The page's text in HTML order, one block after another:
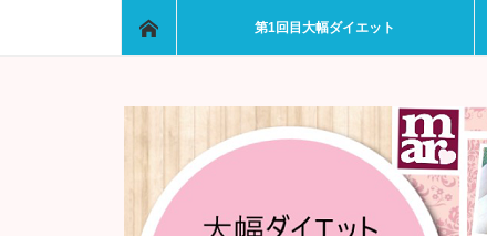
第1回目大幅ダイエット